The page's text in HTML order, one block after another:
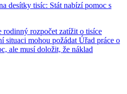
desítky tisíc: Stát nabízí pomoc s
rodinný rozpočet zatížit o tisíce
situaci mohou požádat Úřad práce o
ale musí doložit, že náklad